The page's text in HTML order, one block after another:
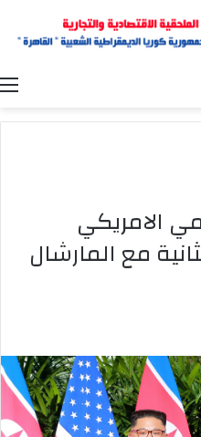
الامريكي
مع المارشال